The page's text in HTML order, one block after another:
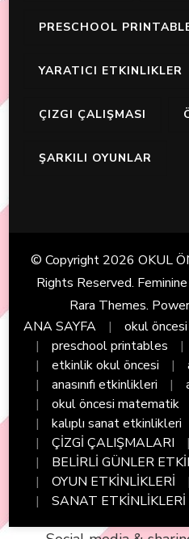
PRESCHOOL
YARATICI ETKINLIKLER
ÇIZGI ÇALIŞMASI
ŞARKILI OYUNLAR
© Copyright 2026 OKUL
Rights Reserved.
Rara Themes.
ANA SAYFA
okul
preschool printables
etkinlik okul öncesi
anasınıfı etkinlikleri
okul öncesi matematik
kalıplı sanat etkinlikleri
ÇİZGİ ÇALIŞMALARI
BELİRLİ GÜNLER
OYUN ETKİNLİKLERİ
SANAT ETKİNLİKLERİ